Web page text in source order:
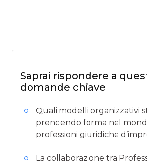
Saprai rispondere a
domande chiave
Quali modelli organizzativi
prendendo forma nel
professioni giuridiche
La collaborazione tra